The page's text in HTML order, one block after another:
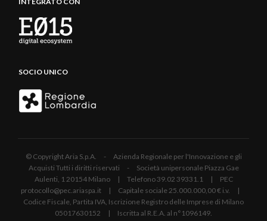
SOCIO UNICO
© Copyright Aria S.p.A. - Azienda Regionale per l'Innovazione e gli
Acquisti Tutti i diritti riservati - Società unipersonale Piazza Gae
Aulenti, 1 20154 Milano | Telefono 39.02 39331.1 | PEC
protocollo@pec.ariaspa.it | Capitale sociale 25.000.000,00 € i.v. |
Codice Fiscale, Partita IVA, Iscrizione Registro delle Imprese di Milano
05017630152 | Iscritta al R.E.A. al n°1096149.